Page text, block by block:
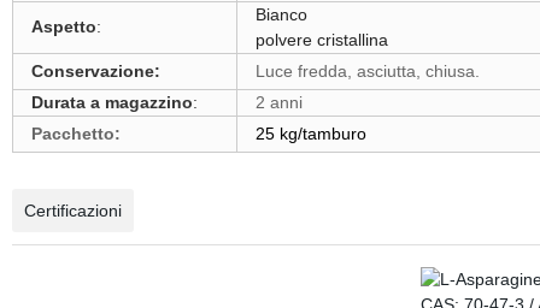
Aspetto:
Bianco
polvere cristallina
Conservazione:
Luce fredda, asciutta, chiusa.
Durata a magazzino:
2 anni
Pacchetto:
25 kg/tamburo
Certificazioni